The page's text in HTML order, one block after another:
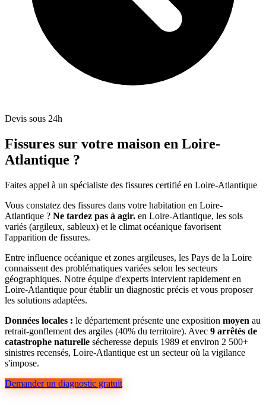
Devis sous 24h
Fissures sur votre maison en Loire-
Atlantique ?
Faites appel à un spécialiste des fissures certifié en Loire-Atlantique
Vous constatez des fissures dans votre habitation en Loire-
Atlantique ? Ne tardez pas à agir. en Loire-Atlantique, les sols
variés (argileux, sableux) et le climat océanique favorisent
l'apparition de fissures.
Entre influence océanique et zones argileuses, les Pays de la Loire
connaissent des problématiques variées selon les secteurs
géographiques. Notre équipe d'experts intervient rapidement en
Loire-Atlantique pour établir un diagnostic précis et vous proposer
les solutions adaptées.
Données locales : le département présente une exposition moyen au
retrait-gonflement des argiles (40% du territoire). Avec 9 arrêtés de
catastrophe naturelle sécheresse depuis 1989 et environ 2 500+
sinistres recensés, Loire-Atlantique est un secteur où la vigilance
s'impose.
Demander un diagnostic gratuit